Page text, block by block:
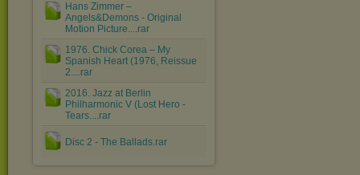
Hans Zimmer ‎–
Angels&Demons - Original
Motion Picture....rar
1976. Chick Corea ‎– My
Spanish Heart (1976, Reissue
2....rar
2016. Jazz at Berlin
Philharmonic V (Lost Hero -
Tears....rar
Disc 2 - The Ballads.rar